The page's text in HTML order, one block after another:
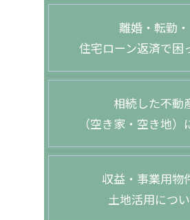
離婚・転勤・
住宅ローン返済で困
相続した不動
（空き家・空き地）
収益・事業用物
土地活用につ